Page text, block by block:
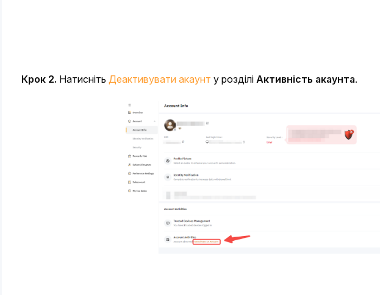
Крок 2. Натисніть Деактивувати акаунт у розділі Активність акаунта.